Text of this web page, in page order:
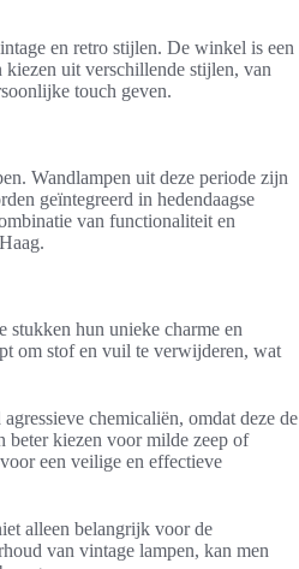
en retro stijlen. De winkel is een
uit verschillende stijlen, van
touch geven.
Wandlampen uit deze periode zijn
geïntegreerd in hedendaagse
van functionaliteit en
stukken hun unieke charme en
om stof en vuil te verwijderen, wat
chemicaliën, omdat deze de
beter kiezen voor milde zeep of
een veilige en effectieve
alleen belangrijk voor de
van vintage lampen, kan men